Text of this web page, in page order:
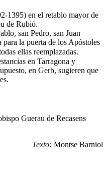
1395) en el retablo mayor de
de Rubió.
san Pedro, san Juan
la puerta de los Apóstoles
ellas reemplazadas.
en Tarragona y
en Gerb, sugieren que
Guerau de Recasens
Texto: Montse Barniol